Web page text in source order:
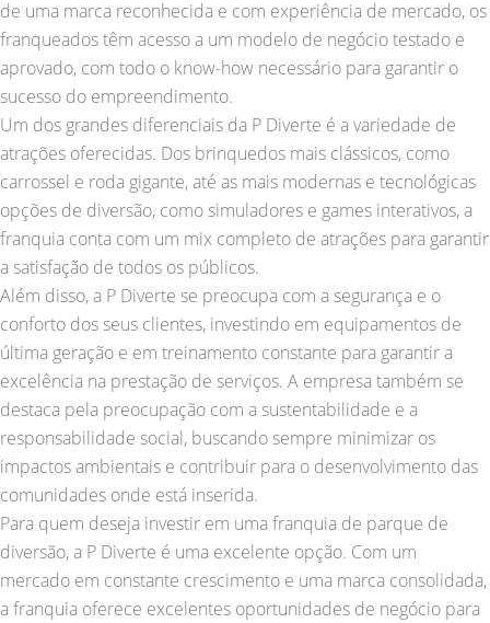
de uma marca reconhecida e com experiência de mercado, os
franqueados têm acesso a um modelo de negócio testado e
aprovado, com todo o know-how necessário para garantir o
sucesso do empreendimento.
Um dos grandes diferenciais da P Diverte é a variedade de
atrações oferecidas. Dos brinquedos mais clássicos, como
carrossel e roda gigante, até as mais modernas e tecnológicas
opções de diversão, como simuladores e games interativos, a
franquia conta com um mix completo de atrações para garantir
a satisfação de todos os públicos.
Além disso, a P Diverte se preocupa com a segurança e o
conforto dos seus clientes, investindo em equipamentos de
última geração e em treinamento constante para garantir a
excelência na prestação de serviços. A empresa também se
destaca pela preocupação com a sustentabilidade e a
responsabilidade social, buscando sempre minimizar os
impactos ambientais e contribuir para o desenvolvimento das
comunidades onde está inserida.
Para quem deseja investir em uma franquia de parque de
diversão, a P Diverte é uma excelente opção. Com um
mercado em constante crescimento e uma marca consolidada,
a franquia oferece excelentes oportunidades de negócio para